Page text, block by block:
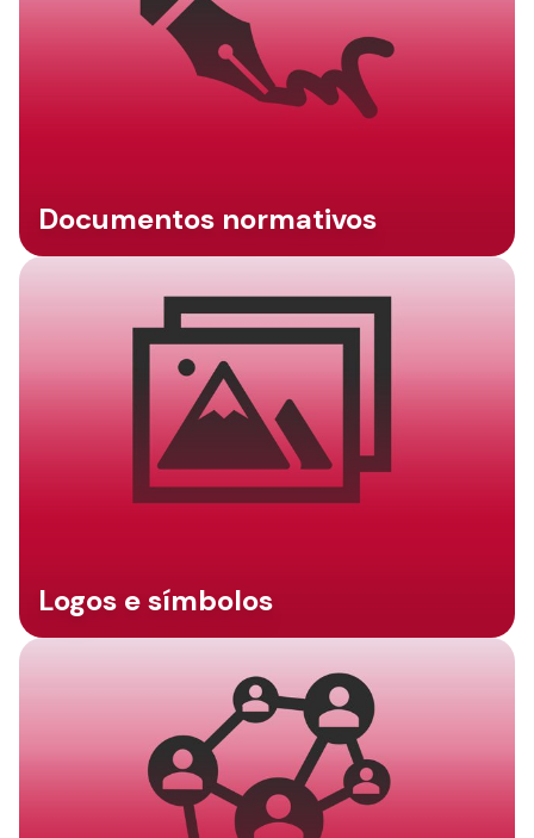
Documentos normativos
Logos e símbolos